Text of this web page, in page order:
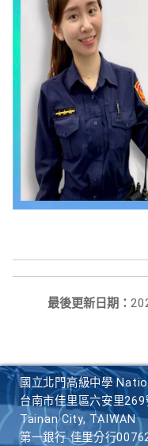
最後更新日期：
國立北門高級中學
台南市佳里區六安里
Tainan City, TAIWAN
第一銀行 佳里分行